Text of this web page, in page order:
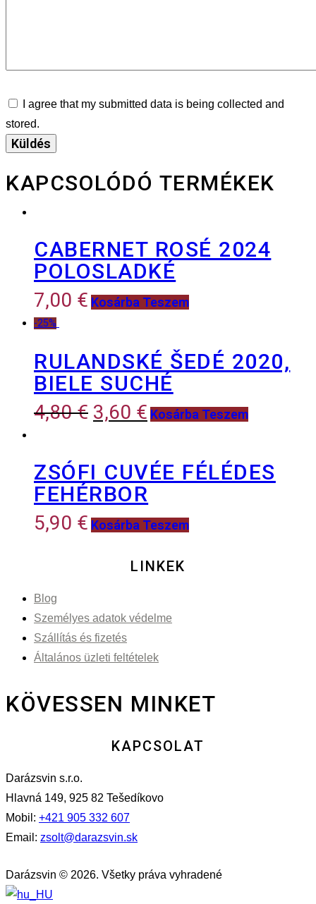
I agree that my submitted data is being collected and
stored.
KAPCSOLÓDÓ TERMÉKEK
CABERNET ROSÉ 2024
POLOSLADKÉ
7,00 € Kosárba Teszem
-25%
RULANDSKÉ ŠEDÉ 2020,
BIELE SUCHÉ
4,80€ 3,60 € Kosárba Teszem
ZSÓFI CUVÉE FÉLÉDES
FEHÉRBOR
5,90 € Kosárba Teszem
LINKEK
Blog
Személyes adatok védelme
Szállítás és fizetés
Általános üzleti feltételek
KÖVESSEN MINKET
KAPCSOLAT
Darázsvin s.r.o.
Hlavná 149, 925 82 Tešedíkovo
Mobil: +421 905 332 607
Email: zsolt@darazsvin.sk
Darázsvin © 2026. Všetky práva vyhradené